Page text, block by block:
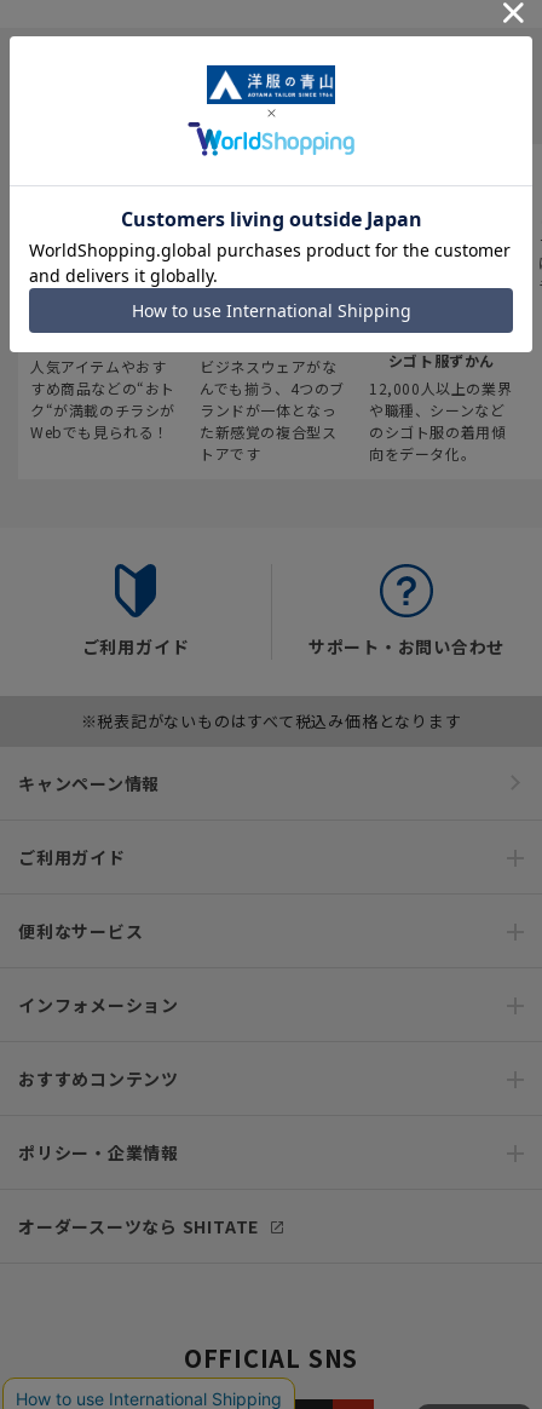
INFORMATION
最新のお買い得情報
人気アイテムやおす
すめ商品などの“おト
ク“が満載のチラシが
Webでも見られる！
スーツスクエア
ビジネスウェアがな
んでも揃う、4つのブ
ランドが一体となっ
た新感覚の複合型ス
トアです
みんなの
シゴト服ずかん
12,000人以上の業界
や職種、シーンなど
のシゴト服の着用傾
向をデータ化。
ご利用ガイド サポート・お問い合わせ
※税表記がないものはすべて税込み価格となります
キャンペーン情報
ご利用ガイド
便利なサービス
インフォメーション
おすすめコンテンツ
ポリシー・企業情報
オーダースーツなら SHITATE
OFFICIAL SNS